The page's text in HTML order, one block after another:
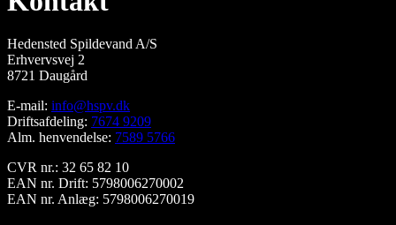
Hedensted Spildevand A/S
Erhvervsvej 2
8721 Daugård
E-mail: info@hspv.dk
Driftsafdeling: 7674 9209
Alm. henvendelse: 7589 5766
CVR nr.: 32 65 82 10
EAN nr. Drift: 5798006270002
EAN nr. Anlæg: 5798006270019